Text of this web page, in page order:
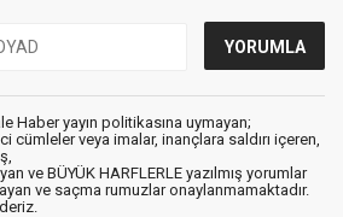
Haber yayın politikasına uymayan;
cümleler veya imalar, inançlara saldırı içeren,
ve BÜYÜK HARFLERLE yazılmış yorumlar
ve saçma rumuzlar onaylanmamaktadır.